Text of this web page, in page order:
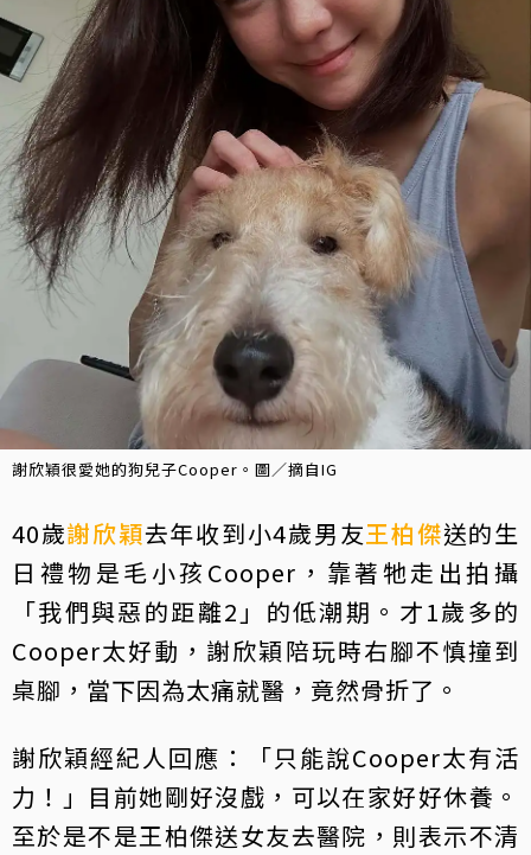
謝欣穎很愛她的狗兒子Cooper。圖／摘自IG
40歲謝欣穎去年收到小4歲男友王柏傑送的生
日禮物是毛小孩Cooper，靠著牠走出拍攝
「我們與惡的距離2」的低潮期。才1歲多的
Cooper太好動，謝欣穎陪玩時右腳不慎撞到
桌腳，當下因為太痛就醫，竟然骨折了。
謝欣穎經紀人回應：「只能說Cooper太有活
力！」目前她剛好沒戲，可以在家好好休養。
至於是不是王柏傑送女友去醫院，則表示不清